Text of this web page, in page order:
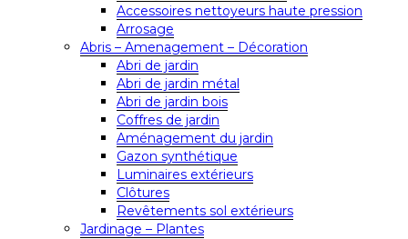
Accessoires nettoyeurs haute pression
Arrosage
Abris – Amenagement – Décoration
Abri de jardin
Abri de jardin métal
Abri de jardin bois
Coffres de jardin
Aménagement du jardin
Gazon synthétique
Luminaires extérieurs
Clôtures
Revêtements sol extérieurs
Jardinage – Plantes